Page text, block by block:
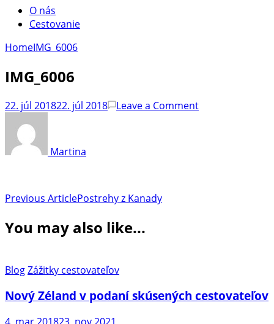
O nás
Cestovanie
HomeIMG_6006
IMG_6006
22. júl 201822. júl 2018 Leave a Commenton
Martina
Post
Navigation
Previous ArticlePostrehy z Kanady
You may also like...
BlogZážitky cestovateľov
Nový Zéland v podaní skúsených cestovateľov